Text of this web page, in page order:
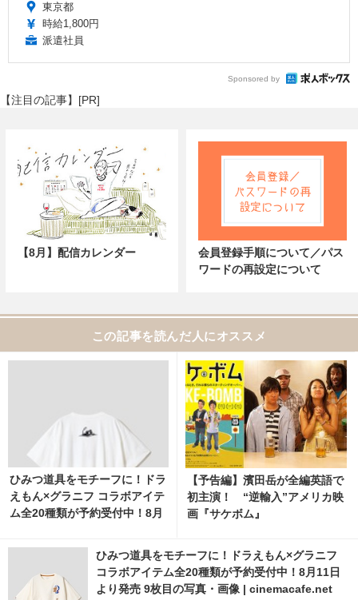
東京都
時給1,800円
派遣社員
Sponsored by
【注目の記事】[PR]
【8月】配信カレンダー
会員登録手順について／パス
ワードの再設定について
この記事を読んだ人にオススメ
ひみつ道具をモチーフに！ドラ
えもん×グラニフ コラボアイテ
ム全20種類が予約受付中！8月
像 | cinemacafe.net
【予告編】濱田岳が全編英語で
初主演！ “逆輸入”アメリカ映
画『サケボム』
ひみつ道具をモチーフに！ドラえもん×グラニフ
コラボアイテム全20種類が予約受付中！8月11日
より発売 9枚目の写真・画像 | cinemacafe.net